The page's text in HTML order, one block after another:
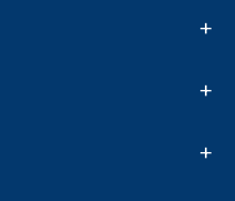
+
+
+